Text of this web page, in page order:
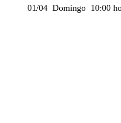
01/04 Domingo 10:00